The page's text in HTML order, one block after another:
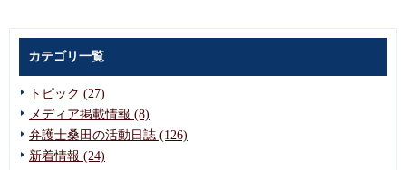
カテゴリ一覧
トピック (27)
メディア掲載情報 (8)
弁護士桑田の活動日誌 (126)
新着情報 (24)